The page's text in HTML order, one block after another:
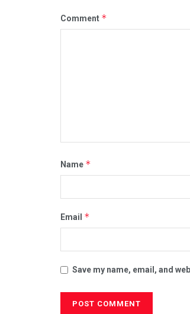
Comment *
Name *
Email *
Save my name, email, and